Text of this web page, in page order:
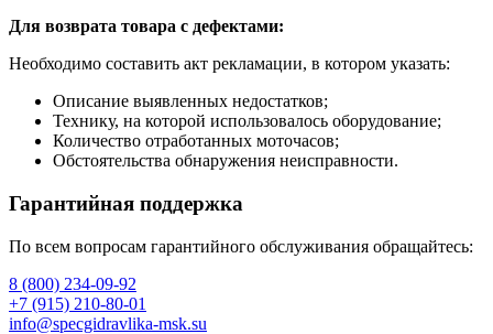
Для возврата товара с дефектами:
Необходимо составить акт рекламации, в котором указать:
Описание выявленных недостатков;
Технику, на которой использовалось оборудование;
Количество отработанных моточасов;
Обстоятельства обнаружения неисправности.
Гарантийная поддержка
По всем вопросам гарантийного обслуживания обращайтесь:
8 (800) 234-09-92
+7 (915) 210-80-01
info@specgidravlika-msk.su